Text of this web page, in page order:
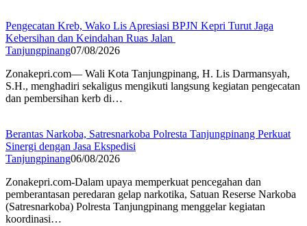
Pengecatan Kreb, Wako Lis Apresiasi BPJN Kepri Turut Jaga
Kebersihan dan Keindahan Ruas Jalan
Tanjungpinang07/08/2026
Zonakepri.com— Wali Kota Tanjungpinang, H. Lis Darmansyah,
S.H., menghadiri sekaligus mengikuti langsung kegiatan pengecatan
dan pembersihan kerb di…
Berantas Narkoba, Satresnarkoba Polresta Tanjungpinang Perkuat
Sinergi dengan Jasa Ekspedisi
Tanjungpinang06/08/2026
Zonakepri.com-Dalam upaya memperkuat pencegahan dan
pemberantasan peredaran gelap narkotika, Satuan Reserse Narkoba
(Satresnarkoba) Polresta Tanjungpinang menggelar kegiatan
koordinasi…